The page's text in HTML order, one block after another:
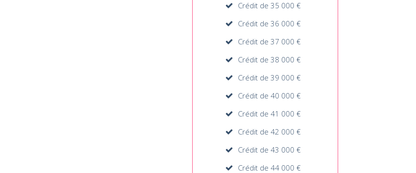
Crédit de 35 000 €
Crédit de 36 000 €
Crédit de 37 000 €
Crédit de 38 000 €
Crédit de 39 000 €
Crédit de 40 000 €
Crédit de 41 000 €
Crédit de 42 000 €
Crédit de 43 000 €
Crédit de 44 000 €